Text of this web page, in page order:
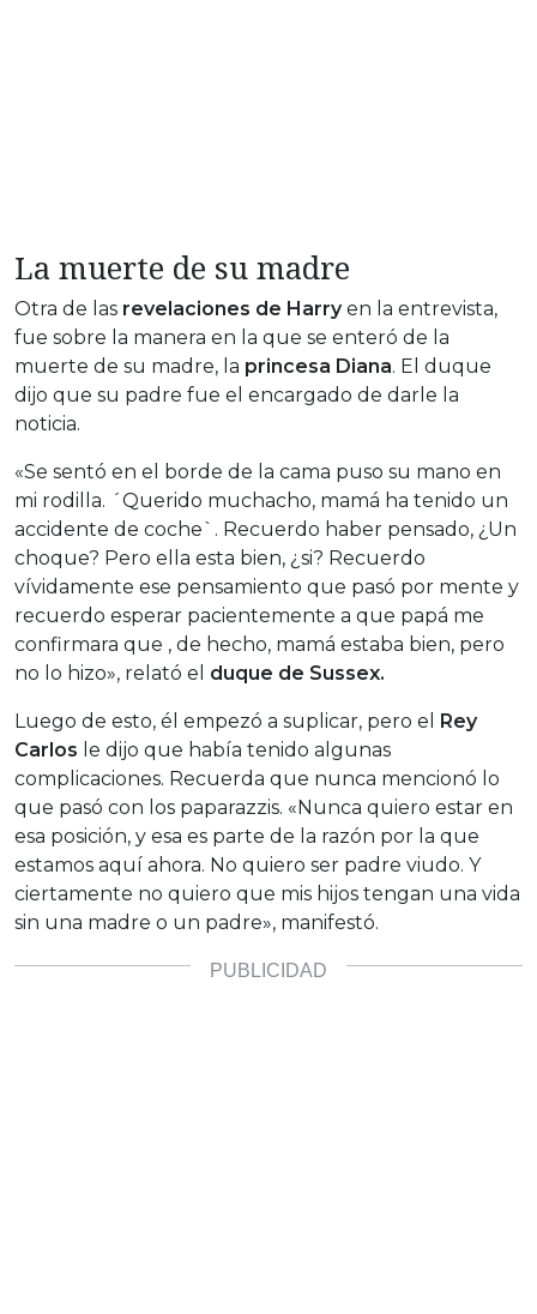
La muerte de su madre
Otra de las revelaciones de Harryen la entrevista,
fue sobre la manera en la que se enteró de la
muerte de su madre, la princesa Diana. El duque
dijo que su padre fue el encargado de darle la
noticia.
«Se sentó en el borde de la cama puso su mano en
mi rodilla. ´Querido muchacho, mamá ha tenido un
accidente de coche`. Recuerdo haber pensado, ¿Un
choque? Pero ella esta bien, ¿si? Recuerdo
vívidamente ese pensamiento que pasó por mente y
recuerdo esperar pacientemente a que papá me
confirmara que , de hecho, mamá estaba bien, pero
no lo hizo», relató el duque de Sussex.
Luego de esto, él empezó a suplicar, pero el Rey
Carlos le dijo que había tenido algunas
complicaciones. Recuerda que nunca mencionó lo
que pasó con los paparazzis. «Nunca quiero estar en
esa posición, y esa es parte de la razón por la que
estamos aquí ahora. No quiero ser padre viudo. Y
ciertamente no quiero que mis hijos tengan una vida
sin una madre o un padre», manifestó.